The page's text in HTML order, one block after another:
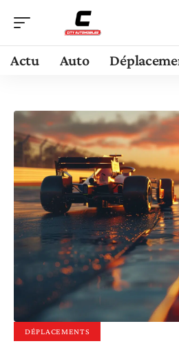
Actu Auto
DÉPLACEMENTS